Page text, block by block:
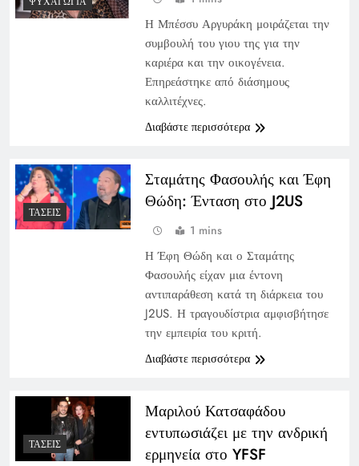
Η Μπέσσυ Αργυράκη μοιράζεται την
συμβουλή του γιου της για την
καριέρα και την οικογένεια.
Επηρεάστηκε από διάσημους
καλλιτέχνες.
Διαβάστε περισσότερα
ΤΆΣΕΙΣ
Σταμάτης Φασουλής και Έφη
Θώδη: Ένταση στο J2US
1 mins
Η Έφη Θώδη και ο Σταμάτης
Φασουλής είχαν μια έντονη
αντιπαράθεση κατά τη διάρκεια του
J2US. Η τραγουδίστρια αμφισβήτησε
την εμπειρία του κριτή.
Διαβάστε περισσότερα
ΤΆΣΕΙΣ
Μαριλού Κατσαφάδου
εντυπωσιάζει με την ανδρική
ερμηνεία στο YFSF